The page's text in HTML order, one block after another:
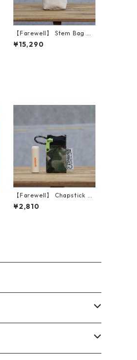
【Farewell】 Stem Bag V2
（Natural X10）
¥15,290
【Farewell】 Chapstick D
angler™ （Camo）
¥2,810